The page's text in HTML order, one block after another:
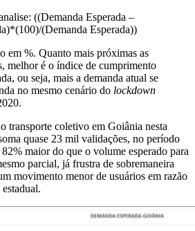
((Demanda Esperada –
(Demanda Esperada))
em %. Quanto mais próximas as
melhor é o índice de cumprimento
ou seja, mais a demanda atual se
no mesmo cenário do lockdown
transporte coletivo em Goiânia nesta
quase 23 mil validações, no período
maior do que o volume esperado para
parcial, já frustra de sobremaneira
movimento menor de usuários em razão